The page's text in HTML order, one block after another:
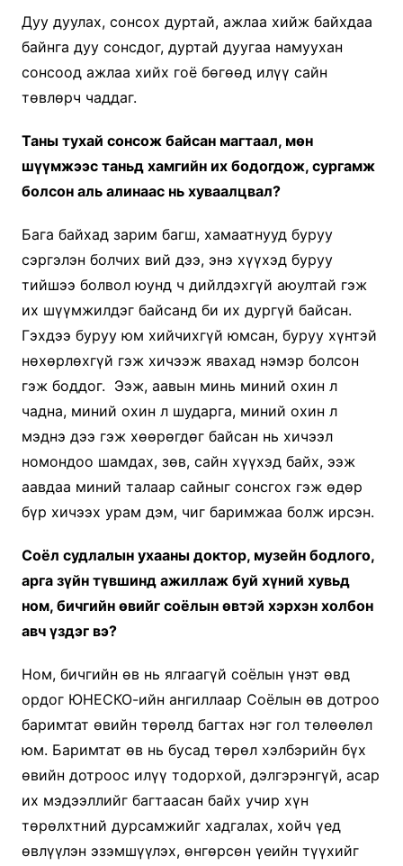
Дуу дуулах, сонсох дуртай, ажлаа хийж байхдаа
байнга дуу сонсдог, дуртай дуугаа намуухан
сонсоод ажлаа хийх гоё бөгөөд илүү сайн
төвлөрч чаддаг.
Таны тухай сонсож байсан магтаал, мөн
шүүмжээс таньд хамгийн их бодогдож, сургамж
болсон аль алинаас нь хуваалцвал?
Бага байхад зарим багш, хамаатнууд буруу
сэргэлэн болчих вий дээ, энэ хүүхэд буруу
тийшээ болвол юунд ч дийлдэхгүй аюултай гэж
их шүүмжилдэг байсанд би их дургүй байсан.
Гэхдээ буруу юм хийчихгүй юмсан, буруу хүнтэй
нөхөрлөхгүй гэж хичээж явахад нэмэр болсон
гэж боддог. Ээж, аавын минь миний охин л
чадна, миний охин л шударга, миний охин л
мэднэ дээ гэж хөөрөгдөг байсан нь хичээл
номондоо шамдах, зөв, сайн хүүхэд байх, ээж
аавдаа миний талаар сайныг сонсгох гэж өдөр
бүр хичээх урам дэм, чиг баримжаа болж ирсэн.
Соёл судлалын ухааны доктор, музейн бодлого,
арга зүйн түвшинд ажиллаж буй хүний хувьд
ном, бичгийн өвийг соёлын өвтэй хэрхэн холбон
авч үздэг вэ?
Ном, бичгийн өв нь ялгаагүй соёлын үнэт өвд
ордог ЮНЕСКО-ийн ангиллаар Соёлын өв дотроо
баримтат өвийн төрөлд багтах нэг гол төлөөлөл
юм. Баримтат өв нь бусад төрөл хэлбэрийн бүх
өвийн дотроос илүү тодорхой, дэлгэрэнгүй, асар
их мэдээллийг багтаасан байх учир хүн
төрөлхтний дурсамжийг хадгалах, хойч үед
өвлүүлэн эзэмшүүлэх, өнгөрсөн үеийн түүхийг